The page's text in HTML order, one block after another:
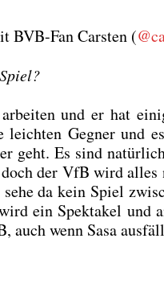
BVB-Fan Cars­ten (
und er hat
Geg­ner und
geht. Es sind
der VfB wird
da kein Spiel
ein Spek­ta­kel und
auch wenn Sasa